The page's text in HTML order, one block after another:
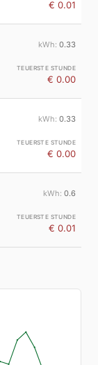
€ 0.01
0.33
€ 0.00
0.33
€ 0.00
0.6
€ 0.01